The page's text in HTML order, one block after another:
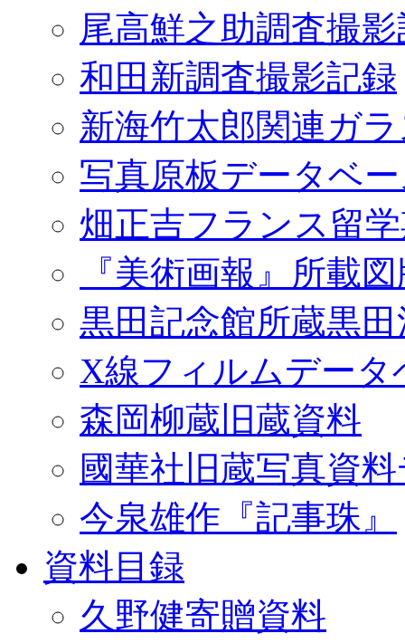
尾高鮮之助調査撮
和田新調査撮影記録
新海竹太郎関連ガ
写真原板データベ
畑正吉フランス留
『美術画報』所載
黒田記念館所蔵黒
X線フィルムデータ
森岡柳蔵旧蔵資料
國華社旧蔵写真資
今泉雄作『記事珠』
資料目録
久野健寄贈資料